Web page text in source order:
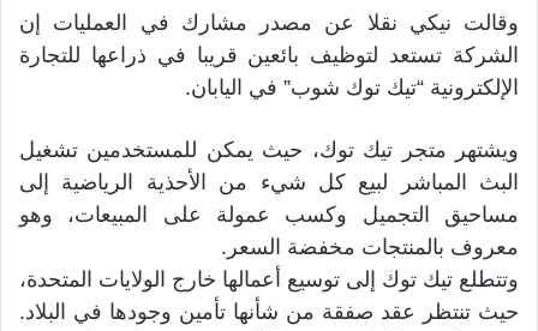
وقالت نيكي نقلا عن مصدر مشارك في العمليات إن
الشركة تستعد لتوظيف بائعين قريبا في ذراعها للتجارة
الإلكترونية “تيك توك شوب” في اليابان.
ويشتهر متجر تيك توك، حيث يمكن للمستخدمين تشغيل
البث المباشر لبيع كل شيء من الأحذية الرياضية إلى
مساحيق التجميل وكسب عمولة على المبيعات، وهو
معروف بالمنتجات مخفضة السعر.
وتتطلع تيك توك إلى توسيع أعمالها خارج الولايات المتحدة،
حيث تنتظر عقد صفقة من شأنها تأمين وجودها في البلاد.